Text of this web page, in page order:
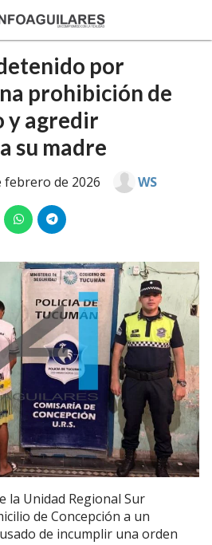
por
prohibición de
y agredir
su madre
febrero de 2026 WS
la Unidad Regional Sur
de Concepción a un
de incumplir una orden